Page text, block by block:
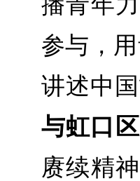
参与，
讲述中
与虹口
赓续精